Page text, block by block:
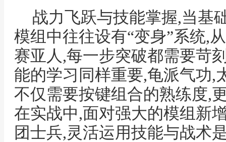
战力飞跃与技能掌握,当基
模组中往往设有“变身”系统,
赛亚人,每一步突破都需要苛
能的学习同样重要,龟派气功,
不仅需要按键组合的熟练度,
在实战中,面对强大的模组新
团士兵,灵活运用技能与战术